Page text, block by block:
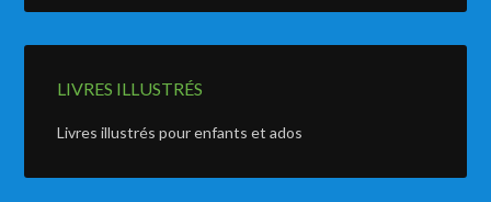
LIVRES ILLUSTRÉS
Livres illustrés pour enfants et ados